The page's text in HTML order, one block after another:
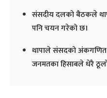
संसदीय दलको बैठकले
पनि चयन गरेको छ।
थापाले संसदको अंकगणित
जनमतका हिसाबले धेरै